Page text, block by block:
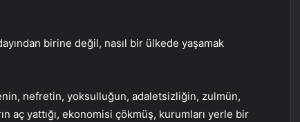
birine değil, nasıl bir ülkede yaşamak
nefretin, yoksulluğun, adaletsizliğin, zulmün,
aç yattığı, ekonomisi çökmüş, kurumları yerle bir